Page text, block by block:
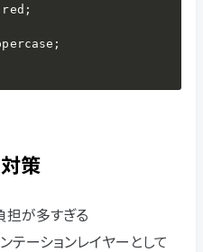
red ;
;
策
担が多すぎる
テーションレイヤーとして